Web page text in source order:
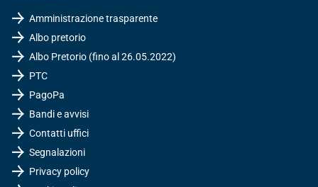
Amministrazione trasparente
Albo pretorio
Albo Pretorio (fino al 26.05.2022)
PTC
PagoPa
Bandi e avvisi
Contatti uffici
Segnalazioni
Privacy policy